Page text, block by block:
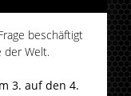
beschäftigt
der Welt.
3. auf den 4.